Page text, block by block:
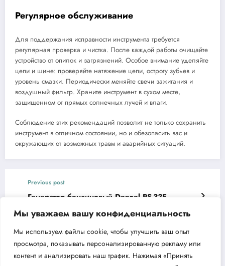
Мы уважаем вашу конфиденциальность
Мы используем файлы cookie, чтобы улучшить ваш опыт
просмотра, показывать персонализированную рекламу или
контент и анализировать наш трафик. Нажимая «Принять
Регулярное обслуживание
Для поддержания исправности инструмента требуется
регулярная проверка и чистка. После каждой работы очищайте
устройство от опилок и загрязнений. Особое внимание уделяйте
цепи и шине: проверяйте натяжение цепи, остроту зубьев и
уровень смазки. Периодически меняйте свечи зажигания и
воздушный фильтр. Храните инструмент в сухом месте,
защищенном от прямых солнечных лучей и влаги.
Соблюдение этих рекомендаций позволит не только сохранить
инструмент в отличном состоянии, но и обезопасить вас и
окружающих от возможных травм и аварийных ситуаций.
Previous post
Генератор бензиновый Denzel PS-33E —
Генератор бензиновый Denzel PS-95EA-PRO
— Обзор и преимущества